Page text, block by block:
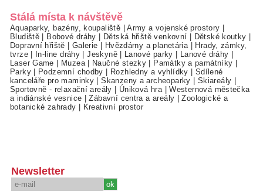
Stálá místa k návštěvě
Aquaparky, bazény, koupaliště |Army a vojenské prostory |
Bludiště | Bobové dráhy | Dětská hřiště venkovní | Dětské koutky |
Dopravní hřiště | Galerie | Hvězdárny a planetária | Hrady, zámky,
tvrze| In-line dráhy |Jeskyně| Lanové parky | Lanové dráhy |
Laser Game | Muzea| Naučné stezky | Památky a památníky |
Parky| Podzemní chodby | Rozhledny a vyhlídky | Sdílené
kanceláře pro maminky |Skanzeny a archeoparky | Skiareály |
Sportovně - relaxační areály | Úniková hra |Westernová městečka
a indiánské vesnice |Zábavní centra a areály |Zoologické a
botanické zahrady | Kreativní prostor
Newsletter